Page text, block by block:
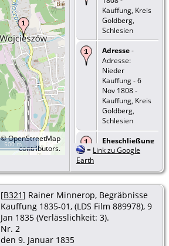
©OpenStreetMap
contributors.
500 m
Kauffung, Kreis
Goldberg,
Schlesien
Adresse-
Adresse:
Nieder
Kauffung - 6
Nov 1808 -
Kauffung, Kreis
Goldberg,
Schlesien
Eheschließung
- Typ: Ehe - 22
Kauffung, Kreis
Schlesien
Eheschließung
- Typ: Ehe - 5 Jul
= Link zu Google
Earth
[B321] Rainer Minnerop, Begräbnisse
Kauffung 1835-01, (LDS Film 889978), 9
Jan 1835 (Verlässlichkeit: 3).
Nr. 2
den 9. Januar 1835